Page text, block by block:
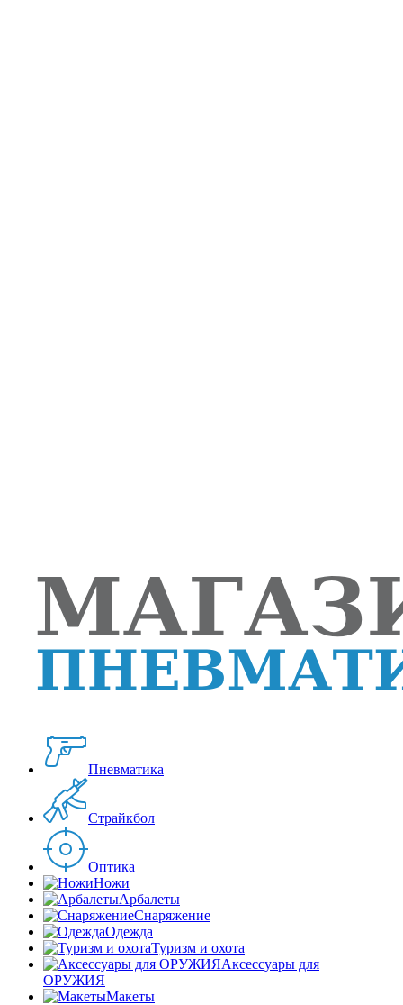
Пневматика
Страйкбол
Оптика
Ножи
Арбалеты
Снаряжение
Одежда
Туризм и охота
Аксессуары для
ОРУЖИЯ
Макеты